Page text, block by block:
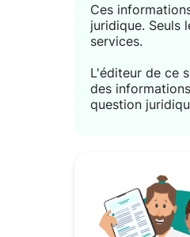
Ces
juridique. Seuls
services.
L'éditeur de ce
des
question